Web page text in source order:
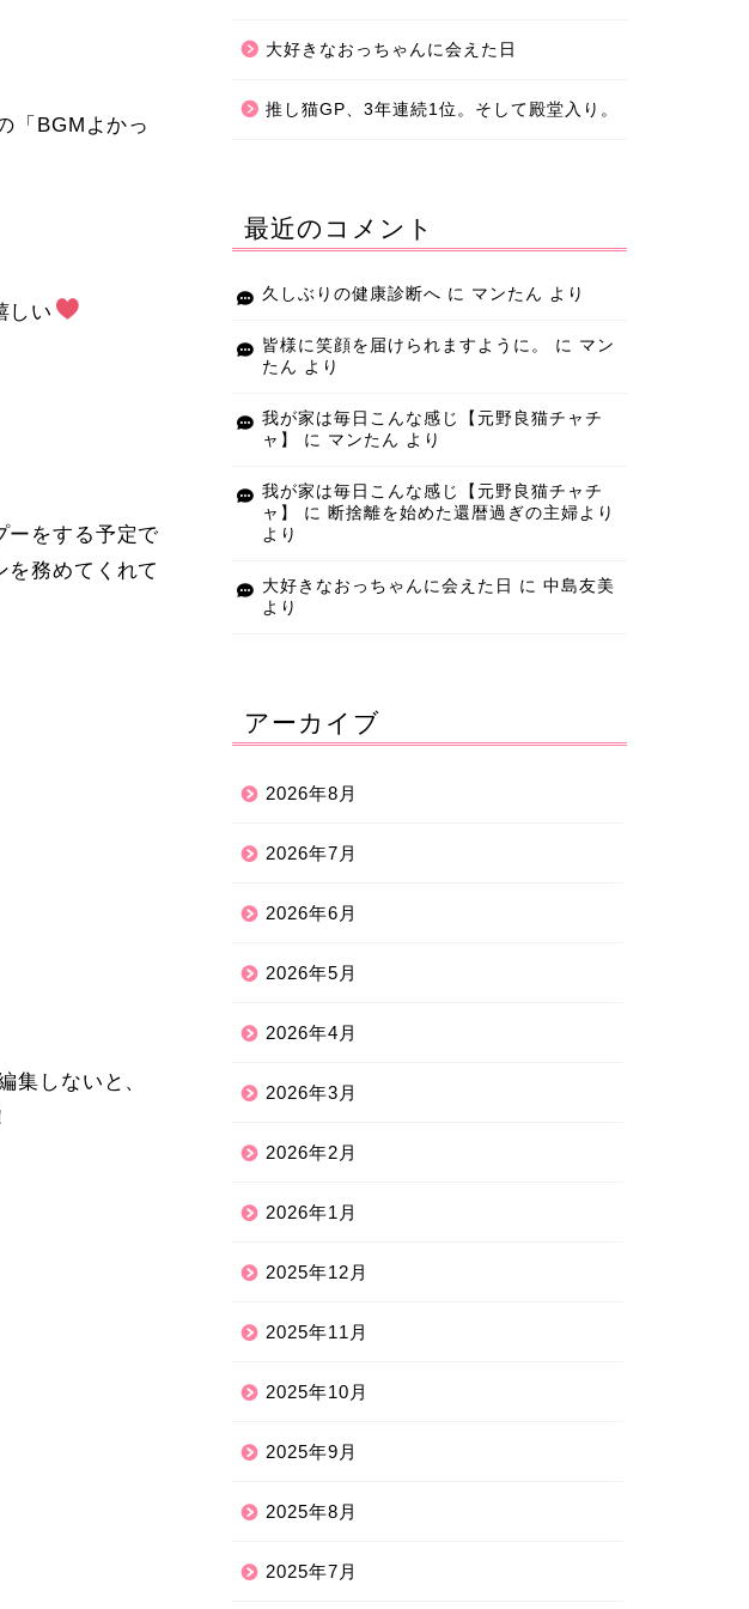
「BGMよかっ
しい
ーをする予定で
務めてくれて
集しないと、
大好きなおっちゃんに会えた日
推し猫GP、3年連続1位。そして殿堂入り。
最近のコメント
久しぶりの健康診断へ に マンたん より
皆様に笑顔を届けられますように。 に マン
たん より
我が家は毎日こんな感じ【元野良猫チャチ
ャ】
に マンたん より
我が家は毎日こんな感じ【元野良猫チャチ
ャ】
に 断捨離を始めた還暦過ぎの主婦より
より
大好きなおっちゃんに会えた日 に 中島友美
より
アーカイブ
2026年8月
2026年7月
2026年6月
2026年5月
2026年4月
2026年3月
2026年2月
2026年1月
2025年12月
2025年11月
2025年10月
2025年9月
2025年8月
2025年7月